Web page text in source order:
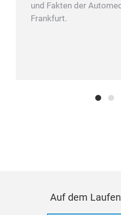
und Fakten der
Frankfurt.
Auf dem